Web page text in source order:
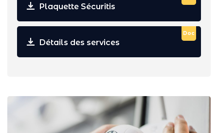
Plaquette Sécuritis
Détails des services
Doc